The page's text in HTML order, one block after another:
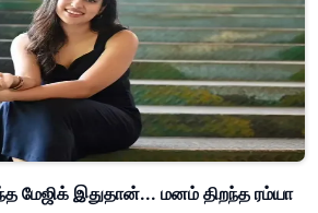
மேஜிக் இதுதான்... மனம் திறந்த ரம்யா